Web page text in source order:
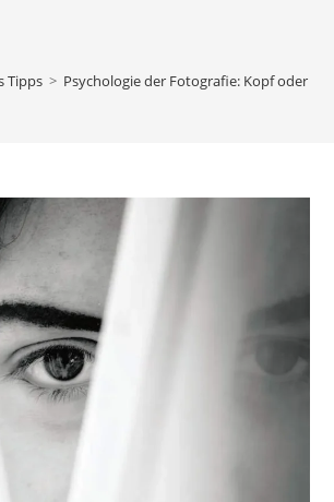
Tipps > Psychologie der Fotografie: Kopf oder